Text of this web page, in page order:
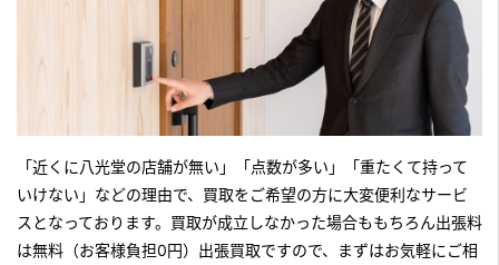
「近くに八光堂の店舗が無い」「点数が多い」「重たくて持って
いけない」などの理由で、買取をご希望の方に大変便利なサービ
スとなっております。買取が成立しなかった場合ももちろん出張料
は無料（お客様負担0円）出張買取ですので、まずはお気軽にご相